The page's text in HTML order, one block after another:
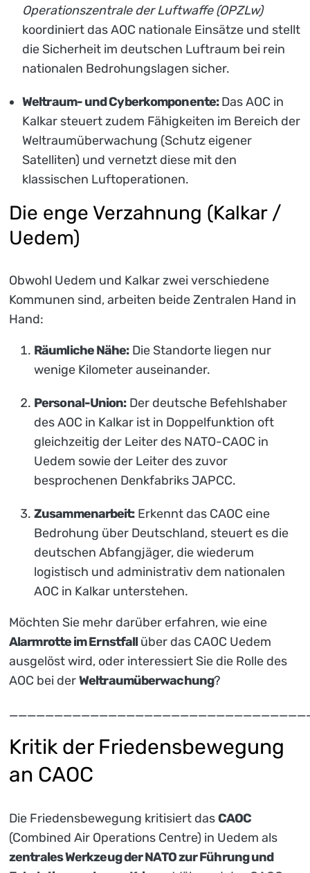
Operationszentrale der Luftwaffe (OPZLw)
koordiniert das AOC nationale Einsätze und stellt
die Sicherheit im deutschen Luftraum bei rein
nationalen Bedrohungslagen sicher.
Weltraum- und Cyberkomponente:Das AOC in
Kalkar steuert zudem Fähigkeiten im Bereich der
Weltraumüberwachung (Schutz eigener
Satelliten) und vernetzt diese mit den
klassischen Luftoperationen.
Die enge Verzahnung (Kalkar /
Uedem)
Obwohl Uedem und Kalkar zwei verschiedene
Kommunen sind, arbeiten beide Zentralen Hand in
Hand:
Räumliche Nähe:Die Standorte liegen nur
wenige Kilometer auseinander.
Personal-Union:Der deutsche Befehlshaber
des AOC in Kalkar ist in Doppelfunktion oft
gleichzeitig der Leiter des NATO-CAOC in
Uedem sowie der Leiter des zuvor
besprochenen Denkfabriks JAPCC.
Zusammenarbeit:Erkennt das CAOC eine
Bedrohung über Deutschland, steuert es die
deutschen Abfangjäger, die wiederum
logistisch und administrativ dem nationalen
AOC in Kalkar unterstehen.
Möchten Sie mehr darüber erfahren, wie eine
Alarmrotte im Ernstfall über das CAOC Uedem
ausgelöst wird, oder interessiert Sie die Rolle des
AOC bei derWeltraumüberwachung?
Kritik der Friedensbewegung
an CAOC
Die Friedensbewegung kritisiert dasCAOC
(Combined Air Operations Centre) in Uedem als
zentrales Werkzeug der NATO zur Führung und